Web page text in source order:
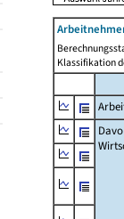
Klassifikation